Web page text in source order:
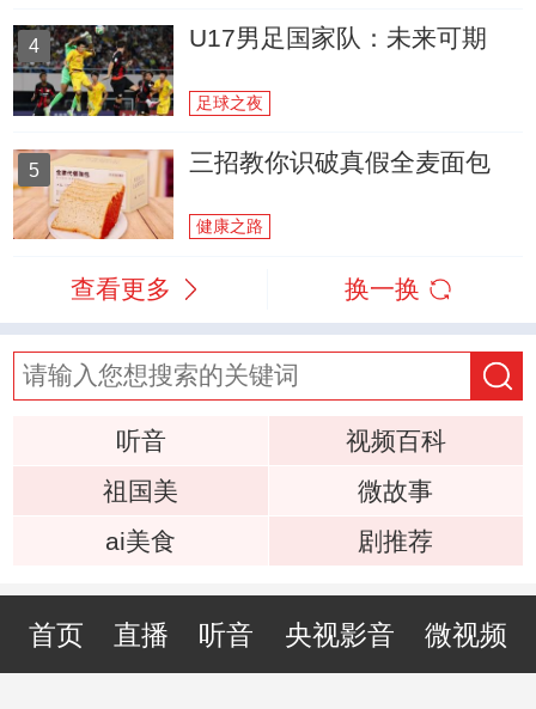
4 U17男足国家队：未来可期
足球之夜
5 三招教你识破真假全麦面包
健康之路
查看更多 换一换
听音
视频百科
祖国美
微故事
ai美食
剧推荐
首页 直播 听音 央视影音 微视频